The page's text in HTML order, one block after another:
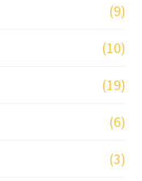
(9)
(10)
(19)
(6)
(3)